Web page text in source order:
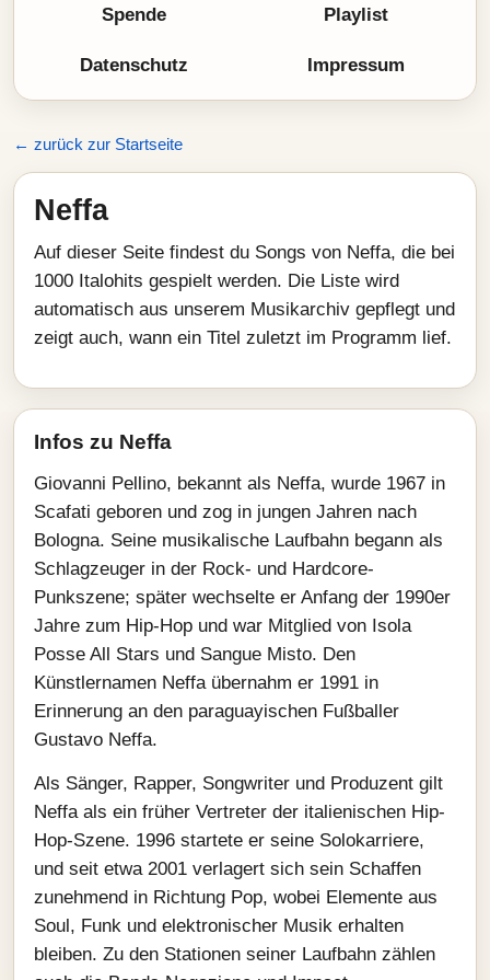
Spende Playlist
Datenschutz Impressum
← zurück zur Startseite
Neffa
Auf dieser Seite findest du Songs von Neffa, die bei
1000 Italohits gespielt werden. Die Liste wird
automatisch aus unserem Musikarchiv gepflegt und
zeigt auch, wann ein Titel zuletzt im Programm lief.
Infos zu Neffa
Giovanni Pellino, bekannt als Neffa, wurde 1967 in
Scafati geboren und zog in jungen Jahren nach
Bologna. Seine musikalische Laufbahn begann als
Schlagzeuger in der Rock- und Hardcore-
Punkszene; später wechselte er Anfang der 1990er
Jahre zum Hip-Hop und war Mitglied von Isola
Posse All Stars und Sangue Misto. Den
Künstlernamen Neffa übernahm er 1991 in
Erinnerung an den paraguayischen Fußballer
Gustavo Neffa.
Als Sänger, Rapper, Songwriter und Produzent gilt
Neffa als ein früher Vertreter der italienischen Hip-
Hop-Szene. 1996 startete er seine Solokarriere,
und seit etwa 2001 verlagert sich sein Schaffen
zunehmend in Richtung Pop, wobei Elemente aus
Soul, Funk und elektronischer Musik erhalten
bleiben. Zu den Stationen seiner Laufbahn zählen